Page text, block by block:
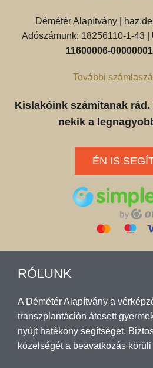
Démétér Alapítvány |
Adószámunk: 18256110-1-43 |
11600006-
További
Kislakóink számítanak
nekik a
ÉN IS
RÓLUNK
A Démétér Alapítvány a
transzplantáción átesett
nyújt hatékony segítséget.
közelségét a beavatkozás